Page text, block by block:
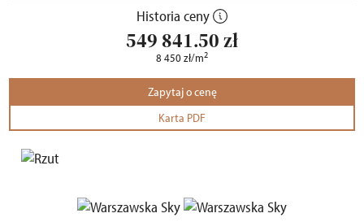
Historia ceny
549 841.50zł
8 450zł/m2
Zapytaj o cenę
Karta PDF